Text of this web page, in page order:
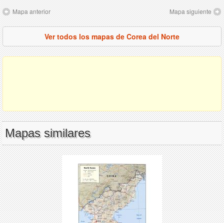
Mapa anterior Mapa siguiente
Ver todos los mapas de Corea del Norte
Mapas similares